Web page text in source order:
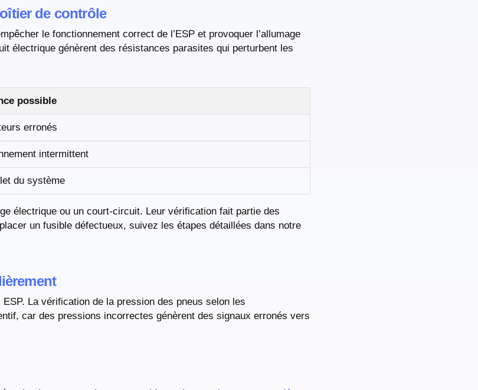
de contrôle
le fonctionnement correct de l’ESP et provoquer l’allumage
électrique génèrent des résistances parasites qui perturbent les
possible
erronés
intermittent
du système
électrique ou un court-circuit. Leur vérification fait partie des
un fusible défectueux, suivez les étapes détaillées dans notre
La vérification de la pression des pneus selon les
car des pressions incorrectes génèrent des signaux erronés vers